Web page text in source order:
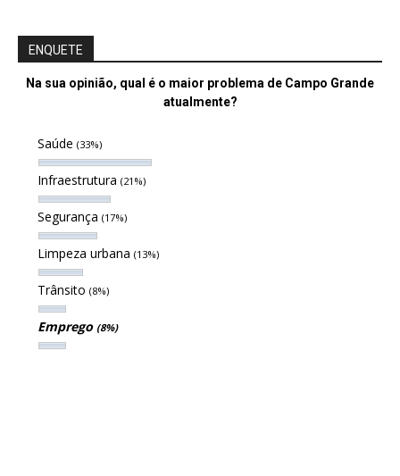
ENQUETE
Na sua opinião, qual é o maior problema de Campo Grande
atualmente?
Saúde (33%)
Infraestrutura (21%)
Segurança (17%)
Limpeza urbana (13%)
Trânsito (8%)
Emprego (8%)